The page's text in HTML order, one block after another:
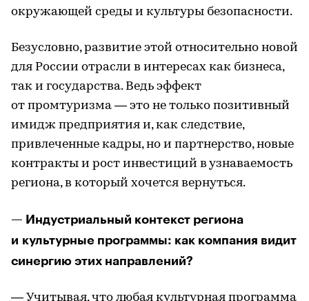
окружающей среды и культуры безопасности.
Безусловно, развитие этой относительно новой
для России отрасли в интересах как бизнеса,
так и государства. Ведь эффект
от промтуризма — это не только позитивный
имидж предприятия и, как следствие,
привлеченные кадры, но и партнерство, новые
контракты и рост инвестиций в узнаваемость
региона, в который хочется вернуться.
— Индустриальный контекст региона
и культурные программы: как компания видит
синергию этих направлений?
— Учитывая, что любая культурная программа